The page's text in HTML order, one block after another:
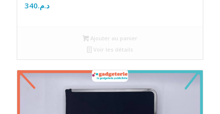
د.م.340
Ajouter au panier
Voir les détails